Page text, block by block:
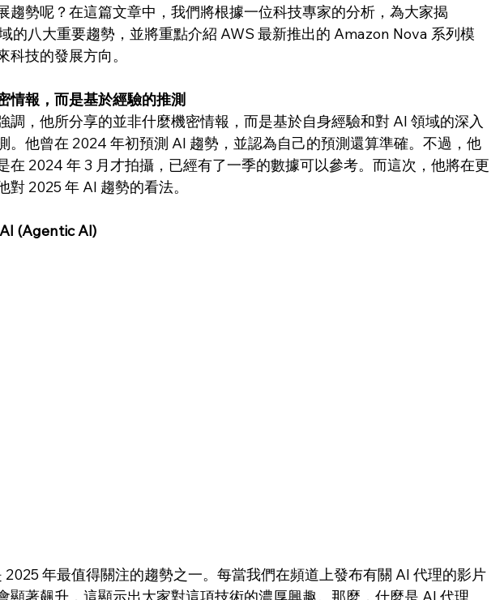
趨勢呢？在這篇文章中，我們將根據一位科技專家的分析，為大家揭
的八大重要趨勢，並將重點介紹 AWS 最新推出的 Amazon Nova 系列模
科技的發展方向。
情報，而是基於經驗的推測
調，他所分享的並非什麼機密情報，而是基於自身經驗和對 AI 領域的深入
。他曾在 2024 年初預測 AI 趨勢，並認為自己的預測還算準確。不過，他
在 2024 年 3 月才拍攝，已經有了一季的數據可以參考。而這次，他將在更
2025 年 AI 趨勢的看法。
(Agentic AI)
2025 年最值得關注的趨勢之一。每當我們在頻道上發布有關 AI 代理的影片
顯著飆升，這顯示出大家對這項技術的濃厚興趣。那麼，什麼是 AI 代理